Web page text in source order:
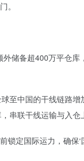
。
储备超400万平仓
至中国的干线链路
联干线运输与入仓
定国际运力，确保‘